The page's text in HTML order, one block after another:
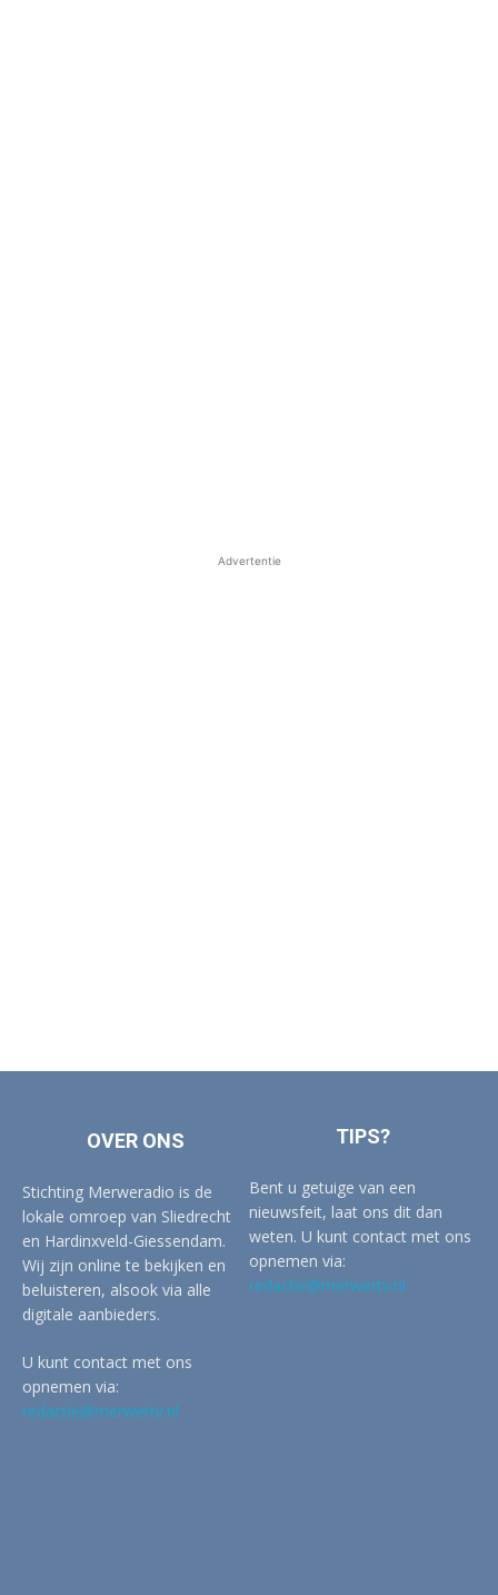
Advertentie
OVER ONS
Stichting Merweradio is de
lokale omroep van Sliedrecht
en Hardinxveld-Giessendam.
Wij zijn online te bekijken en
beluisteren, alsook via alle
digitale aanbieders.
U kunt contact met ons
opnemen via:
redactie@merwertv.nl
TIPS?
Bent u getuige van een
nieuwsfeit, laat ons dit dan
weten. U kunt contact met ons
opnemen via:
redactie@merwertv.nl